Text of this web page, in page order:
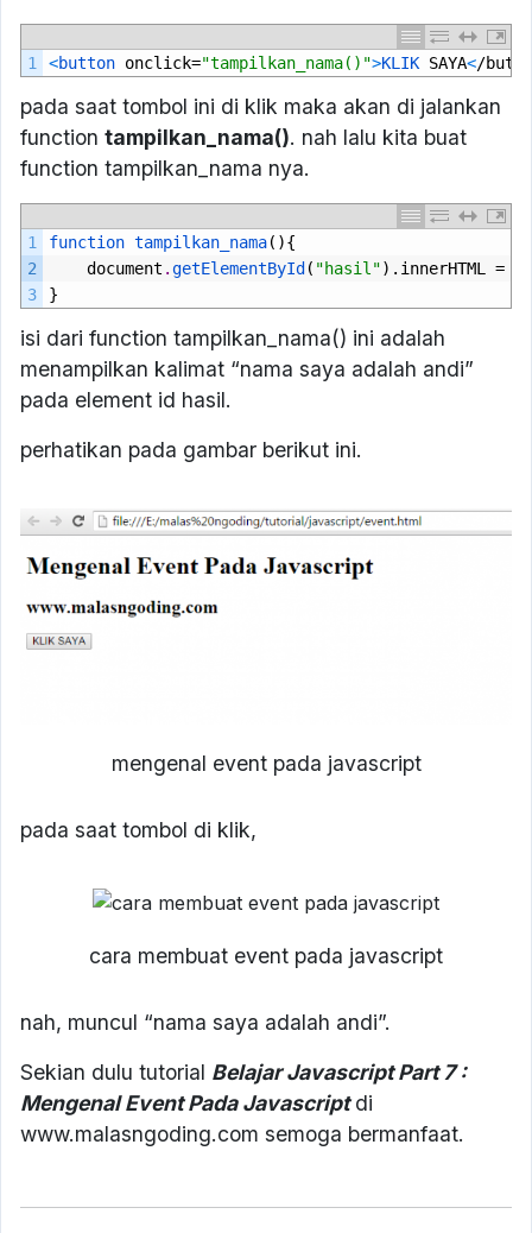
1 <button onclick="tampilkan_nama()">KLIK SAYA</
pada saat tombol ini di klik maka akan di jalankan
function tampilkan_nama(). nah lalu kita buat
function tampilkan_nama nya.
1
2
3
function tampilkan_nama(){
document .getElementById ( "hasil"). innerHTML =
}
isi dari function tampilkan_nama() ini adalah
menampilkan kalimat “nama saya adalah andi”
pada element id hasil.
perhatikan pada gambar berikut ini.
mengenal event pada javascript
pada saat tombol di klik,
cara membuat event pada javascript
nah, muncul “nama saya adalah andi”.
Sekian dulu tutorial Belajar Javascript Part 7 :
Mengenal Event Pada Javascriptdi
www.malasngoding.com semoga bermanfaat.